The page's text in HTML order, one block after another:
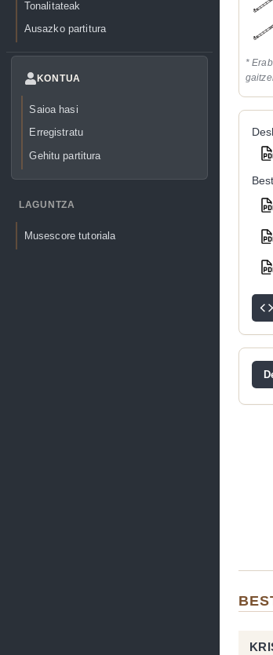
Tonalitateak
Ausazko partitura
KONTUA
Saioa hasi
Erregistratu
Gehitu partitura
LAGUNTZA
Musescore tutoriala
*